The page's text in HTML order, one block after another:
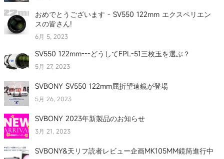
おめでとうございます - SV550 122mm エクスペリエン
スの皆さん!
6月 5, 2023
SV550 122mm---どうしてFPL-51三枚玉を選ぶ？
5月 27, 2023
SVBONY SV550 122mm屈折望遠鏡が登場
5月 26, 2023
SVBONY 2023年新製品のお知らせ
3月 21, 2023
SVBONY&天リフ読者レビュー企画MK105MM鏡筒進行中